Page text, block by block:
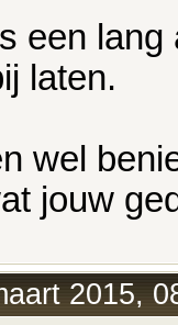
een
laten.
wel
jouw
2015,